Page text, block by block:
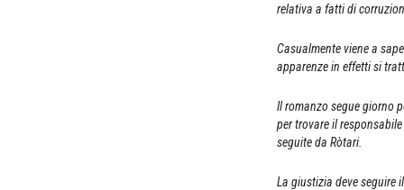
relativa a fatti di
Casualmente viene a
apparenze in effetti si
Il romanzo segue giorno
per trovare il
seguite da Ròtari.
La giustizia deve seguire